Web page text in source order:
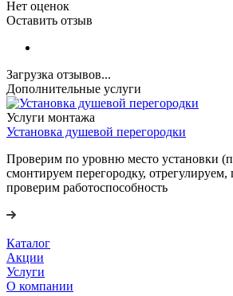
Нет оценок
Оставить отзыв
Загрузка отзывов...
Дополнительные услуги
Услуги монтажа
Установка душевой перегородки
Проверим по уровню место установки
смонтируем перегородку,
проверим работоспособность
Каталог
Акции
Услуги
О компании